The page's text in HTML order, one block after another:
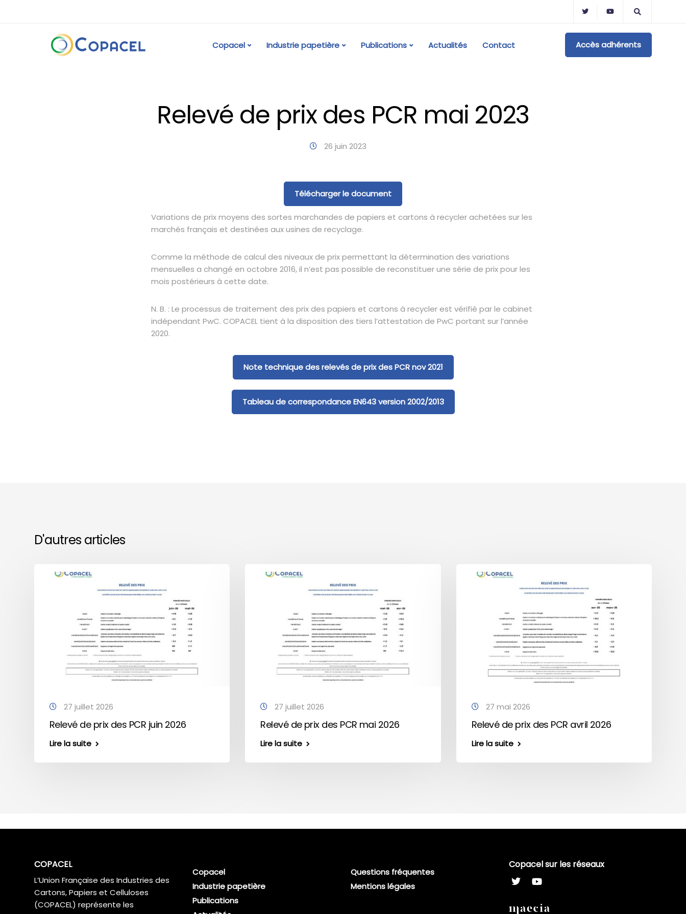
Copacel Industrie papetière Publications Actualités Contact Accès adhérents
Relevé de prix des PCR mai 2023
26 juin 2023
Télécharger le document
Variations de prix moyens des sortes marchandes de papiers et cartons à recycler achetées sur les
marchés français et destinées aux usines de recyclage.
Comme la méthode de calcul des niveaux de prix permettant la détermination des variations
mensuelles a changé en octobre 2016, il n’est pas possible de reconstituer une série de prix pour les
mois postérieurs à cette date.
N. B. : Le processus de traitement des prix des papiers et cartons à recycler est vérifié par le cabinet
indépendant PwC. COPACEL tient à la disposition des tiers l’attestation de PwC portant sur l’année
2020.
Note technique des relevés de prix des PCR nov 2021
Tableau de correspondance EN643 version 2002/2013
D'autres articles
27 juillet 2026
Relevé de prix des PCR juin 2026
Lire la suite
27 juillet 2026
Relevé de prix des PCR mai 2026
Lire la suite
27 mai 2026
Relevé de prix des PCR avril 2026
Lire la suite
COPACEL
L’Union Française des Industries des
Cartons, Papiers et Celluloses
(COPACEL) représente les
Copacel
Industrie papetière
Publications
Questions fréquentes
Mentions légales
Copacel sur les réseaux